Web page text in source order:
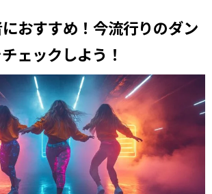
おすすめ！今流行りのダン
ェックしよう！